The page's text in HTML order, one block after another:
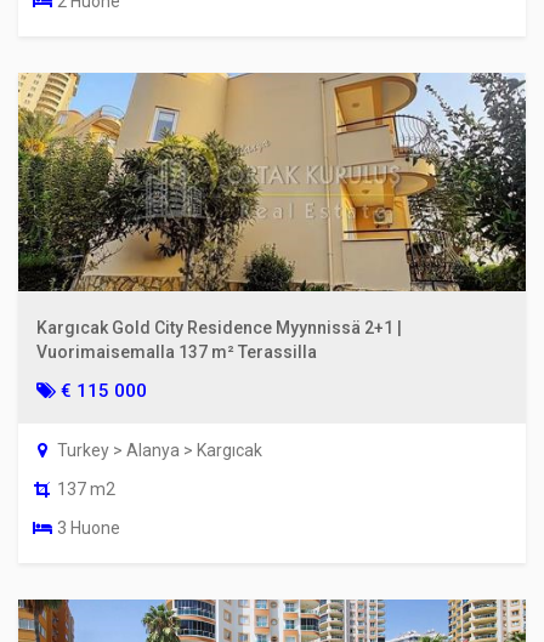
Kargıcak Gold City Residence Myynnissä 2+1 |
Vuorimaisemalla 137 m² Terassilla
€ 115 000
Turkey > Alanya > Kargıcak
137 m2
3 Huone